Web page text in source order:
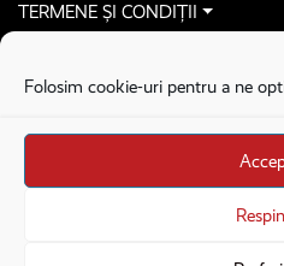
Folosim cookie-uri pentru a ne
TERMENE ȘI CONDIȚII
Stega creative
Brandul Recorder e operat de Asociația